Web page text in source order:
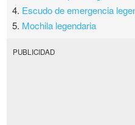
4. Escudo de emergencia
5. Mochila legendaria
PUBLICIDAD